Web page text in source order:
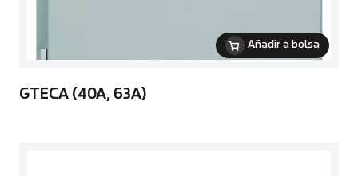
Añadir a bolsa
GTECA (40A, 63A)